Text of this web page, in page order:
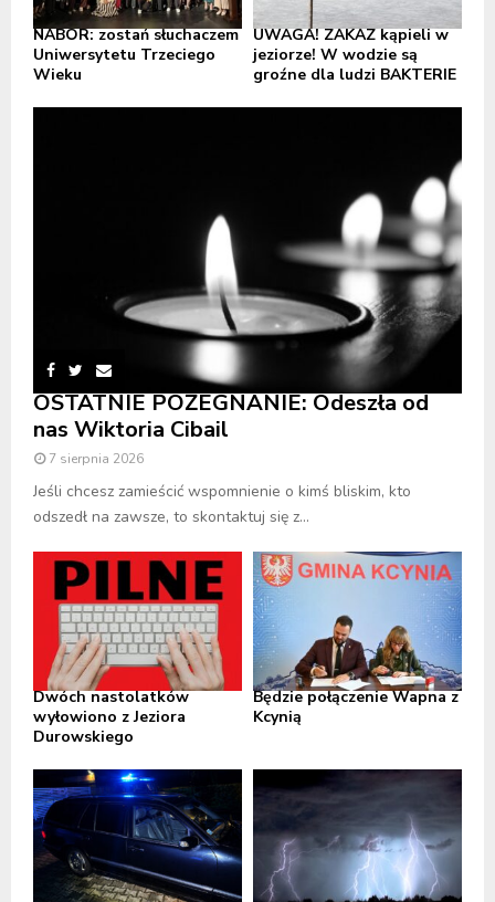
NABÓR: zostań słuchaczem
Uniwersytetu Trzeciego
Wieku
UWAGA! ZAKAZ kąpieli w
jeziorze! W wodzie są
groźne dla ludzi BAKTERIE
OSTATNIE POŻEGNANIE: Odeszła od
nas Wiktoria Cibail
7 sierpnia 2026
Jeśli chcesz zamieścić wspomnienie o kimś bliskim, kto
odszedł na zawsze, to skontaktuj się z...
Dwóch nastolatków
wyłowiono z Jeziora
Durowskiego
Będzie połączenie Wapna z
Kcynią